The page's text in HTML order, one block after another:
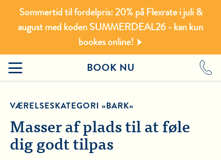
Sommertid til fordelpris: 20% på Flexrate i juli &
august med koden SUMMERDEAL26 - kan kun
bookes online!
BOOK NU
VÆRELSESKATEGORI »BARK«
Masser af plads til at føle
dig godt tilpas